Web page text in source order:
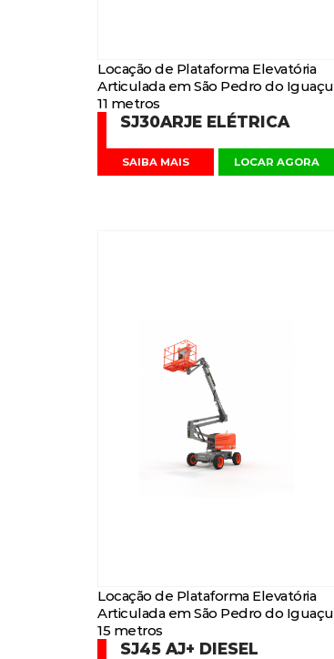
Locação de Plataforma Elevatória
Articulada em São Pedro do Iguaçu
11 metros
SJ30ARJE ELÉTRICA
SAIBA MAIS LOCAR AGORA
Locação de Plataforma Elevatória
Articulada em São Pedro do Iguaçu
15 metros
SJ45 AJ+ DIESEL